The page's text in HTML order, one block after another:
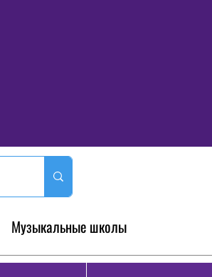
Музыкальные школы